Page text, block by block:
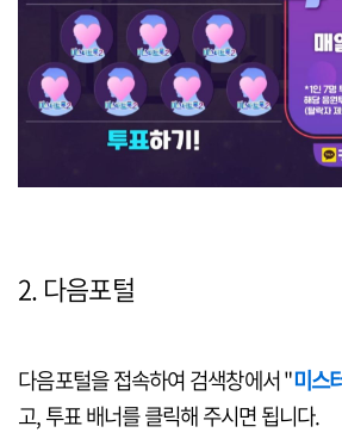
2. 다음포털
다음포털을 접속하여 검색창에서 "미스
고, 투표 배너를 클릭해 주시면 됩니다.